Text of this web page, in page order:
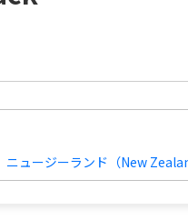
ニュージーランド（New